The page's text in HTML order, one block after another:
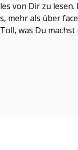
von Dir zu lesen.
mehr als über
was Du